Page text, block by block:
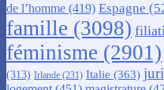
de l’homme (419) Espagne
famille (3098)
féminisme (2901)
(313) Irlande (231) Italie (363)